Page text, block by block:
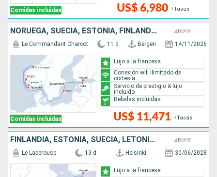
Comidas incluidas US$ 6,980 +Tasas
NORUEGA, SUECIA, ESTONIA, FINLANDIA
Comidas incluidas
Le Commandant Charcot 11 d Bergen 14/11/2026
US$ 11,471 +Tasas
Lujo a la francesa
Conexión wifi ilimitado de
cortesía
Servicio de prestigio & lujo
incluido
Bebidas incluidas
FINLANDIA, ESTONIA, SUECIA, LETONIA, POLONIA, ALEMANIA, DINAMARCA
Le Laperouse 13 d Helsinki 30/06/2028
Lujo a la francesa